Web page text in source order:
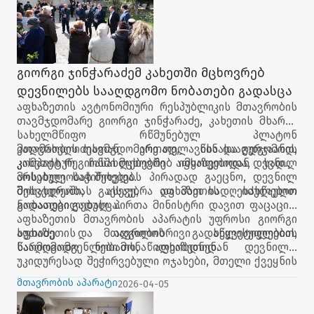
გიორგი ჯინჭარაძემ კახეთში მცხოვრებ
დევნილებს სააღდგომო ნობათები გადასცა
აფხაზეთის ავტონომიური რესპუბლიკის მთავრობის
თავმჯდომარე გიორგი ჯინჭარაძე, კახეთის მხარის
სახელმწიფო რწმუნებულ პლატონ
კალმახელიძესთან ერთად, წინასააღდგომოდ,
კახეთის რეგიონში მცხოვრებ აფხაზეთიდან დევნილ
მოსახლეობას შეხვდა.
მთავრობის თავმჯდომარე თელავისა და გურჯაანის
კომპაქტურ ჩასახლებებში იმყოფებოდა, სადაც
არსებულ საჭიროებებს პირადად გაეცნო, დევნილ
მოსახლეობას გაესაუბრა და მათ სადღესასწაულო
ნობათები გადასცა.
შეხვედრაში, ასევე, აფხაზეთის იძულებით
გადაადგილებულ პირთა მინისტრი დავით ფაცაცია,
აფხაზეთის მთავრობის აპარატის უფროსი გიორგი
სუთიძე და ადგილობრივი ხელისუფლების
წარმომადგენლები მონაწილეობდნენ.
აფხაზეთის მთავრობის გადაწყვეტილებით,
სააღდგომო ნობათს, აფხაზეთიდან დევნილი,
უკიდურესად შეჭირვებული ოჯახები, მთელი ქვეყნის
მასშტაბით მიიღებენ.
მთავრობის აპარატი2026-04-05